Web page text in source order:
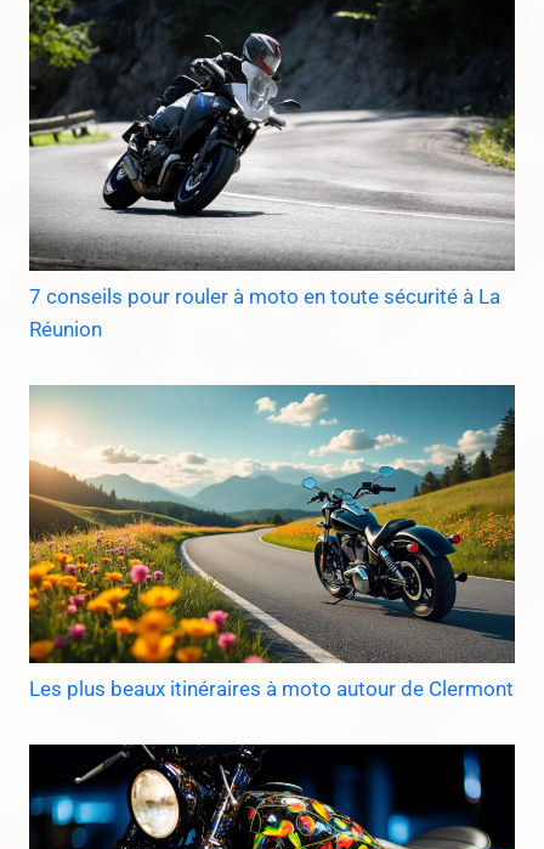
7 conseils pour rouler à moto en toute sécurité à La
Réunion
Les plus beaux itinéraires à moto autour de Clermont